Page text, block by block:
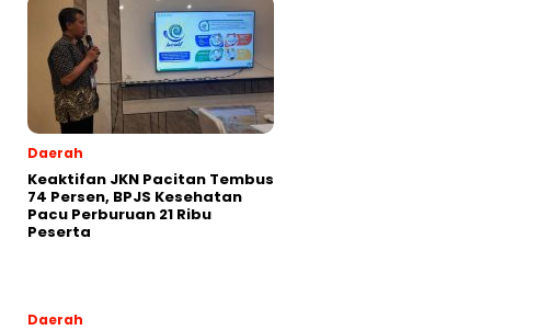
Daerah
Keaktifan JKN Pacitan Tembus
74 Persen, BPJS Kesehatan
Pacu Perburuan 21 Ribu
Peserta
Daerah